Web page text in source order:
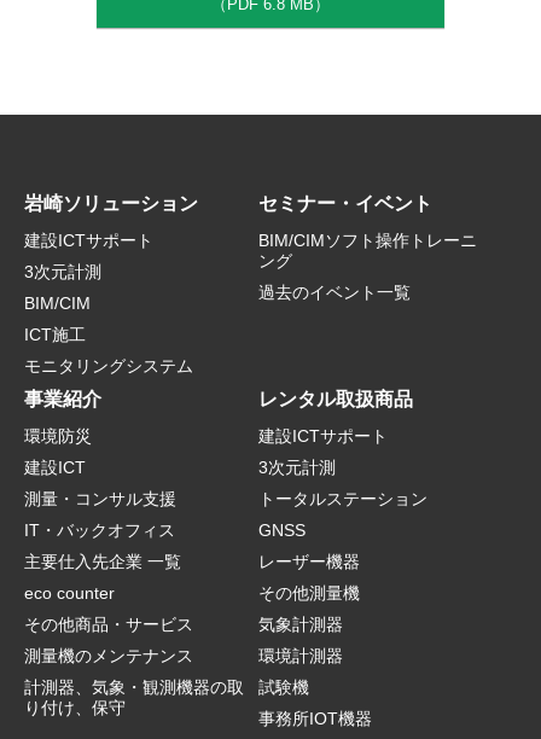
（PDF 6.8 MB）
岩崎ソリューション
建設ICTサポート
3次元計測
BIM/CIM
ICT施工
モニタリングシステム
セミナー・イベント
BIM/CIMソフト操作トレーニ
ング
過去のイベント一覧
事業紹介
環境防災
建設ICT
測量・コンサル支援
IT・バックオフィス
主要仕入先企業 一覧
eco counter
その他商品・サービス
測量機のメンテナンス
計測器、気象・観測機器の取
り付け、保守
レンタル取扱商品
建設ICTサポート
3次元計測
トータルステーション
GNSS
レーザー機器
その他測量機
気象計測器
環境計測器
試験機
事務所IOT機器